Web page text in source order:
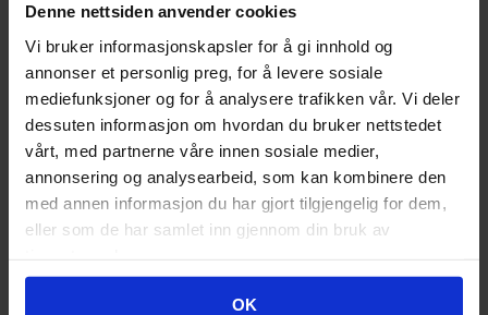
Denne nettsiden anvender cookies
Vi bruker informasjonskapsler for å gi innhold og
annonser et personlig preg, for å levere sosiale
mediefunksjoner og for å analysere trafikken vår. Vi deler
dessuten informasjon om hvordan du bruker nettstedet
vårt, med partnerne våre innen sosiale medier,
annonsering og analysearbeid, som kan kombinere den
med annen informasjon du har gjort tilgjengelig for dem,
eller som de har samlet inn gjennom din bruk av
OK
Telefon:76 95 20 00
Adresse:
Dronningensgt. 35, 8514 NARVIK
Åpningstider:
Mandag - fredag: 08:00 - 15:30
Sommertid (fra 01.05 - 31.08):
SNARVEIER